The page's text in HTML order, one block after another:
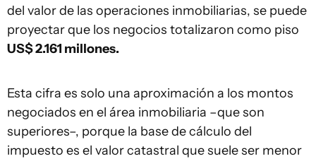
del valor de las operaciones inmobiliarias, se puede
proyectar que los negocios totalizaron como piso
US$ 2.161 millones.
Esta cifra es solo una aproximación a los montos
negociados en el área inmobiliaria –que son
superiores–, porque la base de cálculo del
impuesto es el valor catastral que suele ser menor